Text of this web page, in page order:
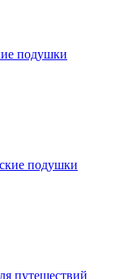
подушки
подушки
путешествий